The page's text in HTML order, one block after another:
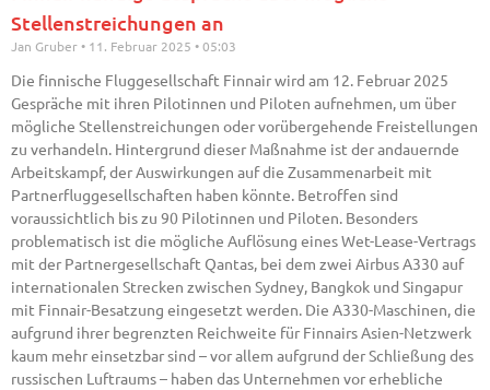
Stellenstreichungen an
Jan Gruber 11. Februar 2025 05:03
Die finnische Fluggesellschaft Finnair wird am 12. Februar 2025
Gespräche mit ihren Pilotinnen und Piloten aufnehmen, um über
mögliche Stellenstreichungen oder vorübergehende Freistellungen
zu verhandeln. Hintergrund dieser Maßnahme ist der andauernde
Arbeitskampf, der Auswirkungen auf die Zusammenarbeit mit
Partnerfluggesellschaften haben könnte. Betroffen sind
voraussichtlich bis zu 90 Pilotinnen und Piloten. Besonders
problematisch ist die mögliche Auflösung eines Wet-Lease-Vertrags
mit der Partnergesellschaft Qantas, bei dem zwei Airbus A330 auf
internationalen Strecken zwischen Sydney, Bangkok und Singapur
mit Finnair-Besatzung eingesetzt werden. Die A330-Maschinen, die
aufgrund ihrer begrenzten Reichweite für Finnairs Asien-Netzwerk
kaum mehr einsetzbar sind – vor allem aufgrund der Schließung des
russischen Luftraums – haben das Unternehmen vor erhebliche